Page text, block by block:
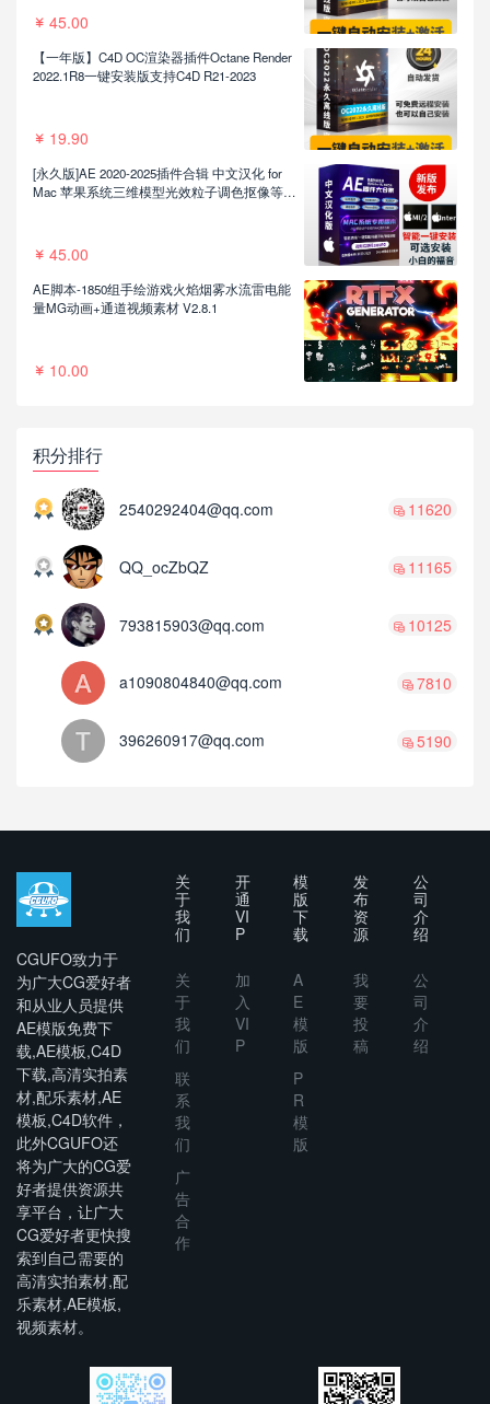
45.00
【一年版】C4D OC渲染器插件Octane Render
2022.1R8一键安装版支持C4D R21-2023
19.90
[永久版]AE 2020-2025插件合辑 中文汉化 for
Mac 苹果系统三维模型光效粒子调色抠像等插
45.00
AE脚本-1850组手绘游戏火焰烟雾水流雷电能
量MG动画+通道视频素材 V2.8.1
10.00
积分排行
2540292404@qq.com 11620
QQ_ocZbQZ 11165
793815903@qq.com 10125
a1090804840@qq.com 7810
396260917@qq.com 5190
CGUFO致力于
为广大CG爱好者
和从业人员提供
AE模版免费下
载,AE模板,C4D
下载,高清实拍素
材,配乐素材,AE
模板,C4D软件，
此外CGUFO还
将为广大的CG爱
好者提供资源共
享平台，让广大
CG爱好者更快搜
索到自己需要的
高清实拍素材,配
乐素材,AE模板,
视频素材。
关
于
我
们
关
于
我
们
联
系
我
们
广
告
合
作
开
通
VI
P
加
入
VI
P
模
版
下
载
A
E
模
版
P
R
模
版
发
布
资
源
我
要
投
稿
公
司
介
绍
公
司
介
绍